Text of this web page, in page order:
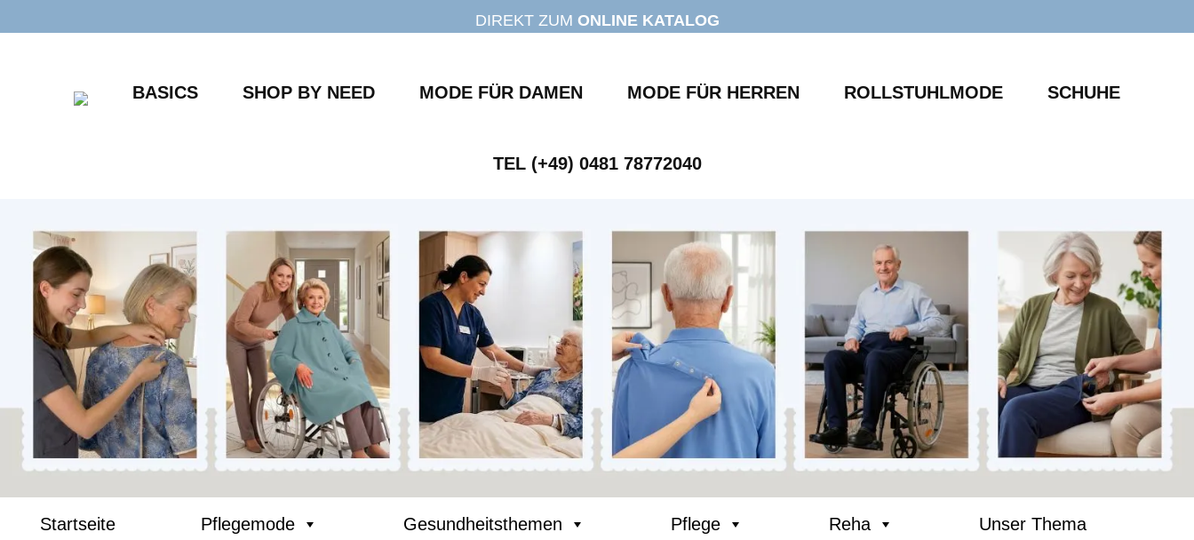
Inhalt
DIREKT ZUM ONLINE KATALOG
BASICS SHOP BY NEED MODE FÜR DAMEN MODE FÜR HERREN ROLLSTUHLMODE SCHUHE
TEL (+49) 0481 78772040
Startseite Pflegemode Gesundheitsthemen Pflege Reha Unser Thema